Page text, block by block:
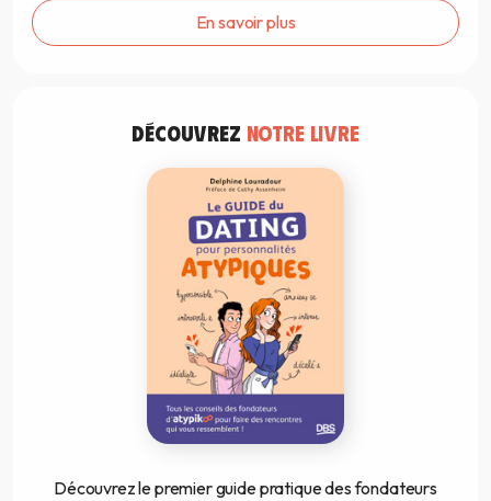
En savoir plus
DÉCOUVREZ NOTRE LIVRE
Découvrez le premier guide pratique des fondateurs